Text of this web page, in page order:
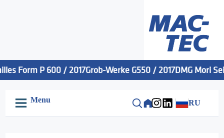
Form P 600 / 2017Grob-Werke G550 / 2017DMG Mori
Menu RU